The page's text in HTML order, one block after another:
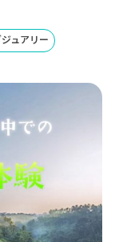
ジュアリー